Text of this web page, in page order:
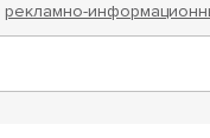
рекламно-